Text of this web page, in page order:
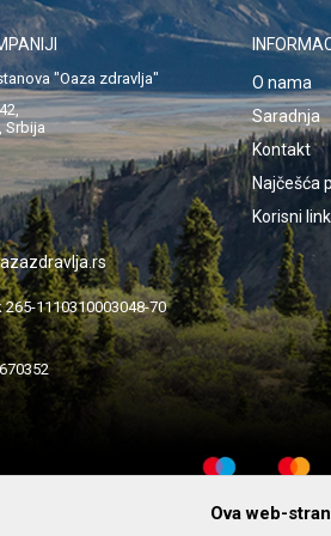
"Oaza zdravlja"
Srbija
1110310003048-70
O nama
Saradnja
Kontakt
Najčešća
Korisni
ustanova „Oaza Zdravlja“ Beograd. Pre
Ova web-